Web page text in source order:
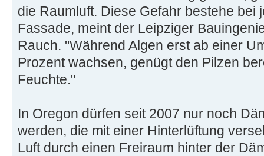
die Raumluft. Diese Gefahr bestehe bei
Fassade, meint der Leipziger
Rauch. "Während Algen erst ab einer
Prozent wachsen, genügt den Pilzen
Feuchte."
In Oregon dürfen seit 2007 nur noch
werden, die mit einer Hinterlüftung
Luft durch einen Freiraum hinter der